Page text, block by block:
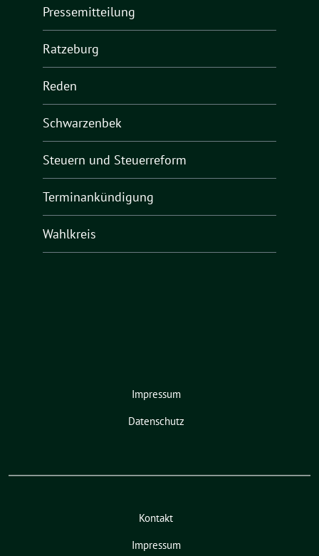
Pressemitteilung
Ratzeburg
Reden
Schwarzenbek
Steuern und Steuerreform
Terminankündigung
Wahlkreis
Impressum
Datenschutz
Kontakt
Impressum